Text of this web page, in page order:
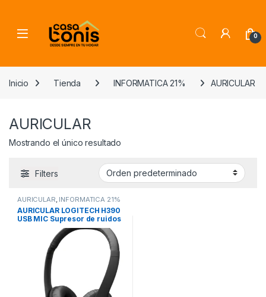
0
Inicio Tienda INFORMATICA 21% AURICULAR
AURICULAR
Mostrando el único resultado
Filters
AURICULAR, INFORMATICA 21%
AURICULAR LOGITECH H390
USB MIC Supresor de ruidos